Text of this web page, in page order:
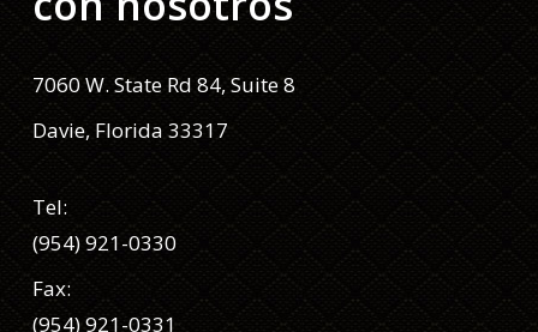
7060 W. State Rd 84, Suite 8
Davie, Florida 33317
Tel:
(954) 921-0330
Fax:
(954) 921-0331